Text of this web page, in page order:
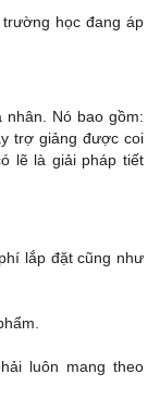
học đang áp
nhân. Nó bao gồm:
trợ giảng được coi
lẽ là giải pháp tiết
lắp đặt cũng như
luôn mang theo